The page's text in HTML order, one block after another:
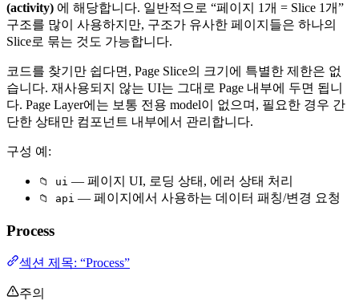
(activity) 에 해당합니다. 일반적으로 “페이지 1개 = Slice 1개”
구조를 많이 사용하지만, 구조가 유사한 페이지들은 하나의
Slice로 묶는 것도 가능합니다.
코드를 찾기만 쉽다면, Page Slice의 크기에 특별한 제한은 없
습니다. 재사용되지 않는 UI는 그대로 Page 내부에 두면 됩니
다. Page Layer에는 보통 전용 model이 없으며, 필요한 경우 간
단한 상태만 컴포넌트 내부에서 관리합니다.
구성 예:
📁 ui — 페이지 UI, 로딩 상태, 에러 상태 처리
📁 api — 페이지에서 사용하는 데이터 패칭/변경 요청
Process
섹션 제목: “Process”
주의